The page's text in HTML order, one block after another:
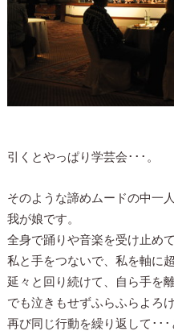
引くとやっぱり学芸会･･･。
そのような諦めムードの中一
我が娘です。
全身で踊りや音楽を受け止め
私と手をつないで、私を軸に超
延々と回り続けて、自ら手を
でも泣きもせずふらふらよろ
再び同じ行動を繰り返して･･･